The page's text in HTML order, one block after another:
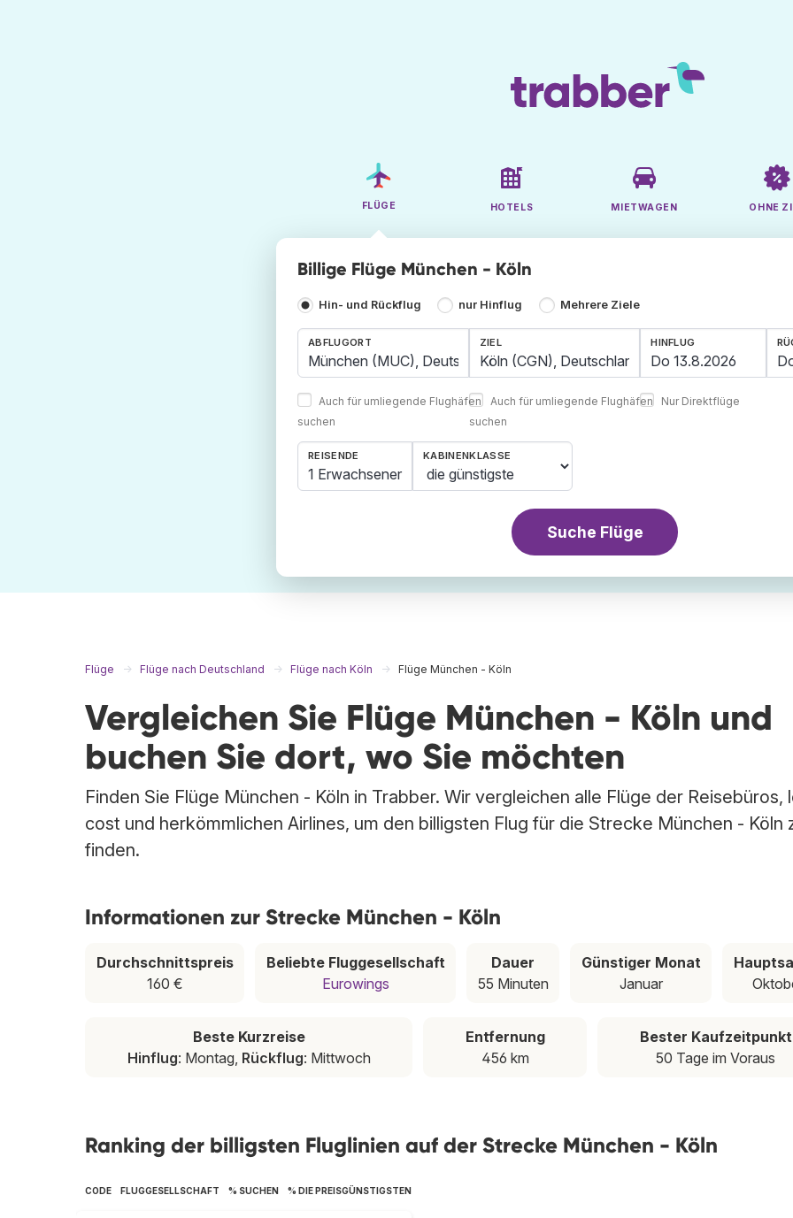
FLÜGE HOTELS MIETWAGEN OHNE
Billige Flüge München - Köln
Hin- und Rückflug nur Hinflug Mehrere Ziele
ABFLUGORT
Auch für umliegende Flughäfen
suchen
ZIEL
Auch für umliegende Flughäfen
suchen
HINFLUG
Nur Direktflüge
REISENDE
1 Erwachsener
KABINENKLASSE
Suche Flüge
Flüge Flüge nach Deutschland Flüge nach Köln Flüge München - Köln
Vergleichen Sie Flüge München - Köln und
buchen Sie dort, wo Sie möchten
Finden Sie Flüge München - Köln in Trabber. Wir vergleichen alle Flüge der Reisebüros,
cost und herkömmlichen Airlines, um den billigsten Flug für die Strecke München - Köln
finden.
Informationen zur Strecke München - Köln
Durchschnittspreis
160 €
Beliebte Fluggesellschaft
Eurowings
Dauer
55 Minuten
Günstiger Monat
Januar
Beste Kurzreise
Hinflug: Montag, Rückflug: Mittwoch
Entfernung
456 km
Bester Kaufzeitpunkt
50 Tage im Voraus
Ranking der billigsten Fluglinien auf der Strecke München - Köln
CODE FLUGGESELLSCHAFT % SUCHEN % DIE PREISGÜNSTIGSTEN